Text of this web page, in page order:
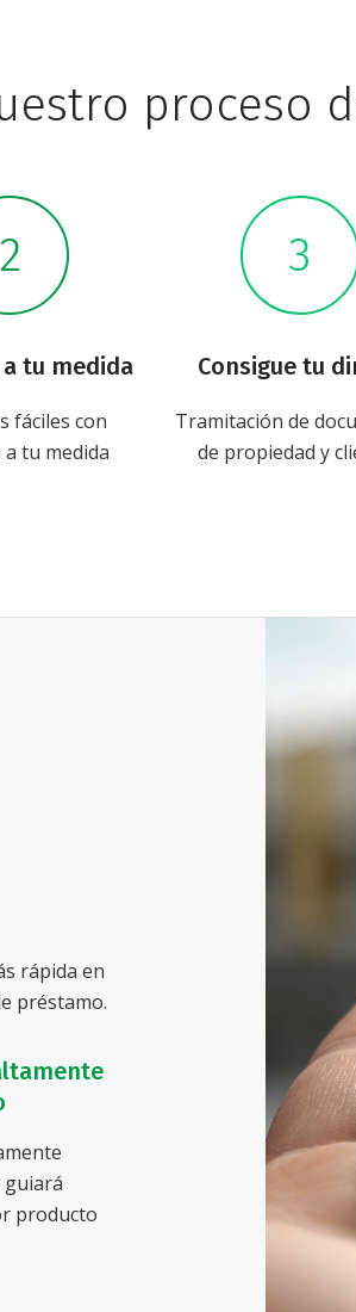
proceso
tu medida
fáciles con
tu medida
Consigue tu
Tramitación de
de propiedad y
rápida en
préstamo.
guiará
producto